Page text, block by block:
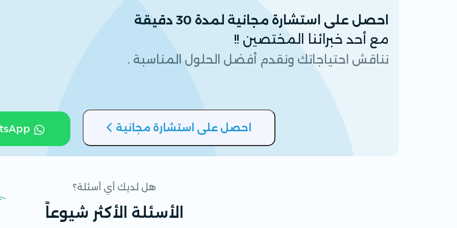
احصل على استشارة مجانية لمدة 30 دقيقة
مع أحد خبرائنا المختصين !!
نناقش احتياجاتك ونقدم أفضل الحلول المناسبة .
احصل على استشارة مجانية
هل لديك أي أسئلة؟
الأسئلة الأكثر شيوعاً